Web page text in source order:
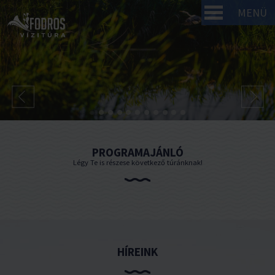
MENÜ
PROGRAMAJÁNLÓ
Légy Te is részese következő túránknak!
HÍREINK